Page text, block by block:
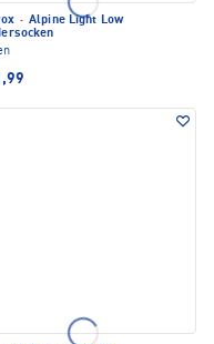
· Alpine Light Low